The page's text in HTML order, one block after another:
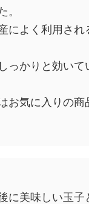
。
によく利用され
っかりと効いて
お気に入りの商
に美味しい玉子